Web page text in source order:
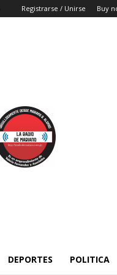
Registrarse / Unirse Buy
DEPORTES POLITICA